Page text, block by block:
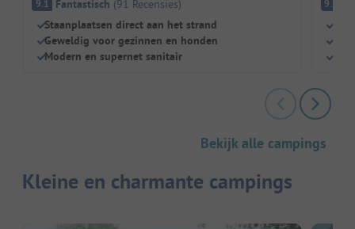
9.1 Fantastisch (91 Recensies)
Staanplaatsen direct aan het strand
Geweldig voor gezinnen en honden
Modern en supernet sanitair
9.2
Bekijk alle campings
Kleine en charmante campings